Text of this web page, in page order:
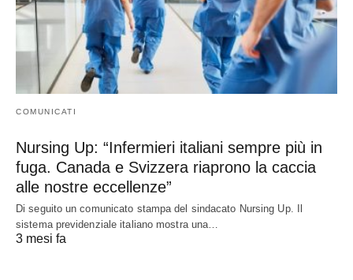
COMUNICATI
Nursing Up: “Infermieri italiani sempre più in
fuga. Canada e Svizzera riaprono la caccia
alle nostre eccellenze”
Di seguito un comunicato stampa del sindacato Nursing Up. Il
sistema previdenziale italiano mostra una…
3 mesi fa